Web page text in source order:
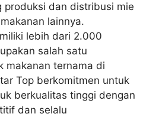
produksi dan distribusi mie
lainnya.
lebih dari 2.000
salah satu
makanan ternama di
Top berkomitmen untuk
berkualitas tinggi dengan
dan selalu